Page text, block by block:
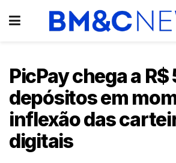
PicPay chega a R$
depósitos em
inflexão das
digitais